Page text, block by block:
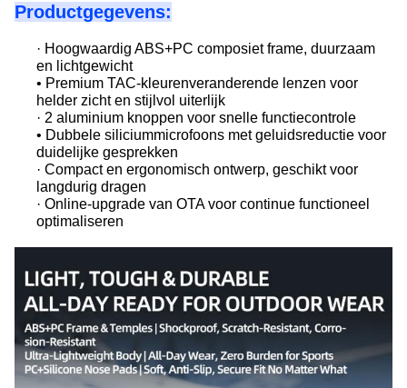
Productgegevens:
· Hoogwaardig ABS+PC composiet frame, duurzaam
en lichtgewicht
• Premium TAC-kleurenveranderende lenzen voor
helder zicht en stijlvol uiterlijk
· 2 aluminium knoppen voor snelle functiecontrole
• Dubbele siliciummicrofoons met geluidsreductie voor
duidelijke gesprekken
· Compact en ergonomisch ontwerp, geschikt voor
langdurig dragen
· Online-upgrade van OTA voor continue functioneel
optimaliseren